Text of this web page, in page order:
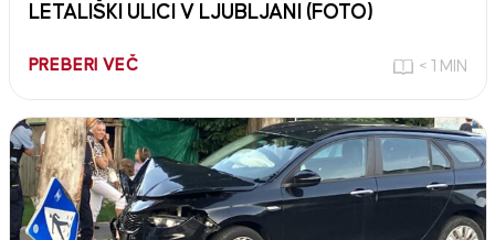
LETALIŠKI ULICI V LJUBLJANI (FOTO)
PREBERI VEČ < 1 MIN